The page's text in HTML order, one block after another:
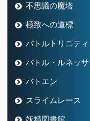
不思議の魔塔
極致への道標
バトルトリニティ
バトル・ルネッ
バトエン
スライムレース